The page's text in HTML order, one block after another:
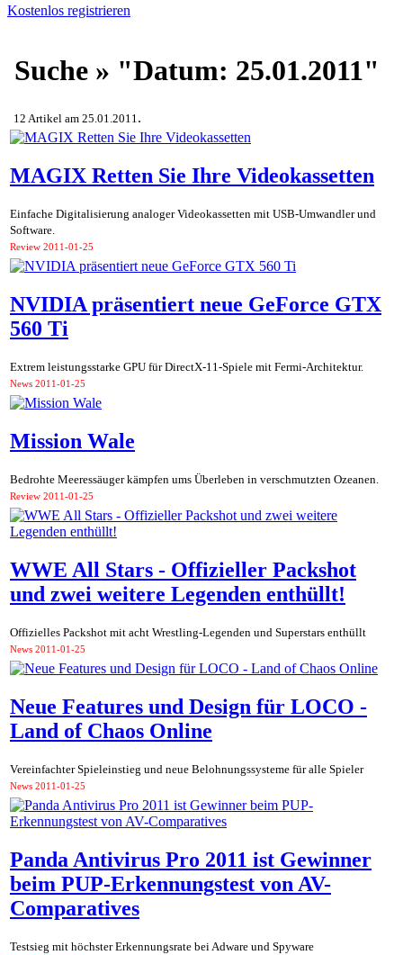
Kostenlos registrieren
Suche » "Datum: 25.01.2011"
12 Artikel am 25.01.2011 .
MAGIX Retten Sie Ihre Videokassetten
Einfache Digitalisierung analoger Videokassetten mit USB-Umwandler und
Software.
Review 2011-01-25
NVIDIA präsentiert neue GeForce GTX
560 Ti
Extrem leistungsstarke GPU für DirectX-11-Spiele mit Fermi-Architektur.
News 2011-01-25
Mission Wale
Bedrohte Meeressäuger kämpfen ums Überleben in verschmutzten Ozeanen.
Review 2011-01-25
WWE All Stars - Offizieller Packshot
und zwei weitere Legenden enthüllt!
Offizielles Packshot mit acht Wrestling-Legenden und Superstars enthüllt
News 2011-01-25
Neue Features und Design für LOCO -
Land of Chaos Online
Vereinfachter Spieleinstieg und neue Belohnungssysteme für alle Spieler
News 2011-01-25
Panda Antivirus Pro 2011 ist Gewinner
beim PUP-Erkennungstest von AV-
Comparatives
Testsieg mit höchster Erkennungsrate bei Adware und Spyware